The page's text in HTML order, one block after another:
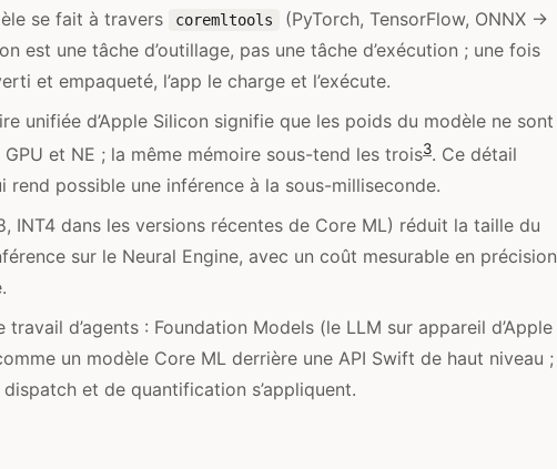
se fait à travers
coremltools
(PyTorch, TensorFlow, ONNX →
est une tâche d’outillage, pas une tâche d’exécution ; une fois
et empaqueté, l’app le charge et l’exécute.
unifiée d’Apple Silicon signifie que les poids du modèle ne sont
et NE ; la même mémoire sous-tend les trois3. Ce détail
rend possible une inférence à la sous-milliseconde.
INT4 dans les versions récentes de Core ML) réduit la taille du
sur le Neural Engine, avec un coût mesurable en précision
d’agents : Foundation Models (le LLM sur appareil d’Apple
un modèle Core ML derrière une API Swift de haut niveau ;
et de quantification s’appliquent.